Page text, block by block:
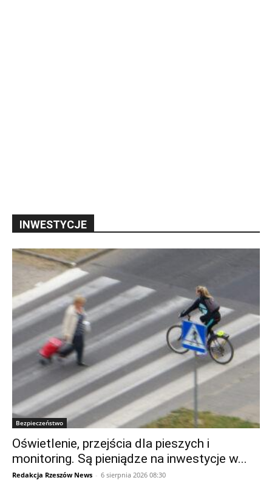
INWESTYCJE
Bezpieczeństwo
Oświetlenie, przejścia dla pieszych i
monitoring. Są pieniądze na inwestycje w...
Redakcja Rzeszów News - 6 sierpnia 2026 08:30